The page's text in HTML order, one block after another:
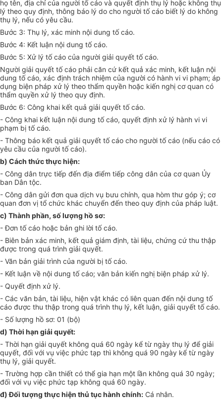
họ tên, địa chỉ của người tốcáo và quyết định thụ lý hoặc không thụ
lý theo quy định, thông báo lý do cho người tố cáo biết lý do không
thụ lý, nếu có yêu cầu.
Bước 3: Thụ lý, xác minh nội dung tố cáo.
Bước 4: Kết luận nội dung tố cáo.
Bước 5: Xử lý tố cáo của người giải quyết tố cáo.
Người giải quyết tố cáo phải căn cứ kết quả xác minh, kết luận nội
dung tố cáo, xác định trách nhiệm của người có hành vi vi phạm; áp
dụng biện pháp xử lý theo thẩm quyền hoặc kiến nghị cơ quan có
thẩm quyền xử lý theo quy định.
Bước 6: Công khai kết quả giải quyết tố cáo.
- Công khai kết luận nội dung tố cáo, quyết định xử lý hành vi vi
phạm bị tố cáo.
- Thông báo kết quả giải quyết tố cáo cho người tố cáo (nếu cáo có
yêu cầu của người tố cáo).
b) Cách thức thực hiện:
- Công dân trực tiếp đến địa điểm tiếp công dân của cơ quan Ủy
ban Dân tộc.
- Công dân gửi đơn qua dịch vụ bưu chính, qua hòm thư góp ý; cơ
quan đơn vị tổ chức khác chuyển đến theo quy định của pháp luật.
c) Thành phần, số lượng hồ sơ:
-Đơn tố cáo hoặc bản ghi lời tố cáo.
- Biên bản xác minh, kết quả giám định, tài liệu, chứng cứ thu thập
được trong quá trình giải quyết.
- Văn bản giải trình của người bị tố cáo.
- Kết luận về nội dung tố cáo; văn bản kiến nghị biện pháp xử lý.
- Quyết định xử lý.
- Các văn bản, tài liệu, hiện vật khác có liên quan đến nội dung tố
cáo được thu thập trong quá trình thụ lý, kết luận, giải quyết tố cáo.
- Số lượng hồ sơ: 01 (bộ)
d) Thời hạn giải quyết:
- Thời hạn giải quyết không quá 60 ngày kể từ ngày thụ lý để giải
quyết, đối với vụ việc phức tạp thì không quá 90 ngày kể từ ngày
thụ lý, giải quyết.
- Trường hợp cần thiết có thể gia hạn một lần không quá 30 ngày;
đối với vụ việc phức tạp không quá 60 ngày.
đ) Đối tượng thực hiện thủ tục hành chính: Cá nhân.